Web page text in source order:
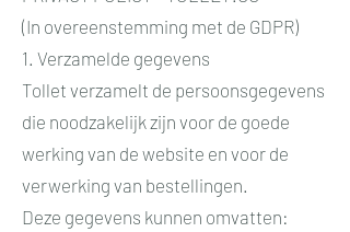
(In overeenstemming met de GDPR)
1. Verzamelde gegevens
Tollet verzamelt de persoonsgegevens
die noodzakelijk zijn voor de goede
werking van de website en voor de
verwerking van bestellingen.
Deze gegevens kunnen omvatten: